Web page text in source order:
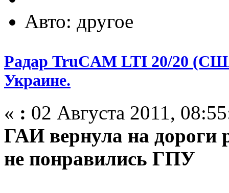
Авто: другое
Радар TruCAM LTI 20/20
Украине.
« : 02 Августа 2011,
ГАИ вернула на
не понравились ГПУ